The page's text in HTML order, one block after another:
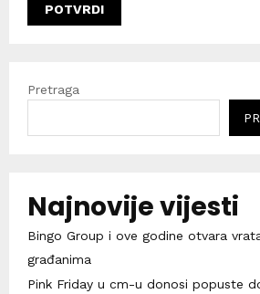
Pretraga
Najnovije vijesti
Bingo Group i ove godine otvara
građanima
Pink Friday u cm-u donosi popuste